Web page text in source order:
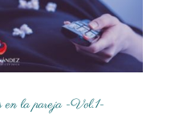
en la pareja -Vol.1-